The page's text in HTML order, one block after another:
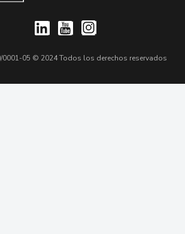
0001-05 © 2024 Todos los derechos reservados